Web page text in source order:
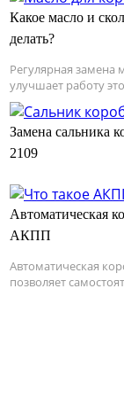
Какое масло и
делать?
Регулярная замена
улучшает работу
Замена сальника
2109
Автоматическая
АКПП
Автоматическая
позволяет